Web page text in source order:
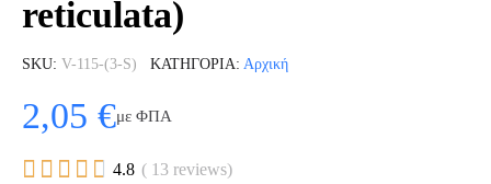
reticulata)
SKU V-115-(3-S) ΚΑΤΗΓΟΡΊΑ Αρχική
2,05 €με ΦΠΑ
     4.8 ( 13 reviews)